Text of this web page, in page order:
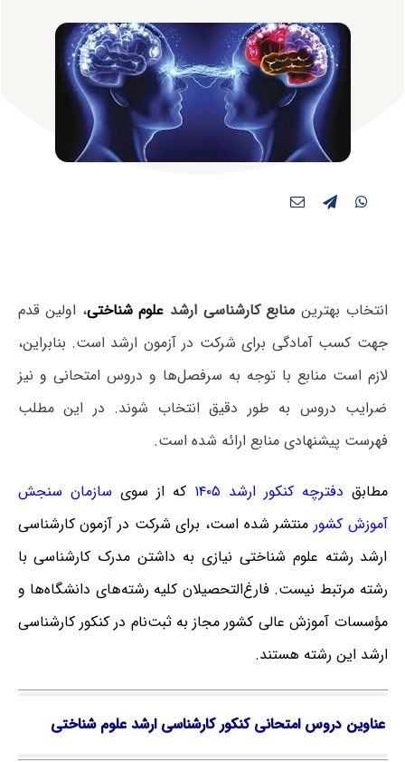
انتخاب بهترین منابع کارشناسی ارشد علوم شناختی، اولین قدم
جهت کسب آمادگی برای شرکت در آزمون ارشد است. بنابراین،
لازم است منابع با توجه به سرفصل‌ها و دروس امتحانی و نیز
ضرایب دروس به طور دقیق انتخاب شوند. در این مطلب
فهرست پیشنهادی منابع ارائه شده است.
مطابق دفترچه کنکور ارشد ۱۴۰۵ کهاز سوی سازمان سنجش
آموزش کشور منتشر شده است، برای شرکت در آزمون کارشناسی
ارشد رشته علوم شناختی نیازی به داشتن مدرک کارشناسی با
رشته مرتبط نیست. فارغ‌‌التحصیلان کلیه رشته‌های دانشگاه‌ها و
مؤسسات آموزش عالی کشور مجاز به ثبت‌نام در کنکور کارشناسی
ارشد این رشته هستند.
عناوین دروس امتحانی کنکور کارشناسی ارشد علوم شناختی